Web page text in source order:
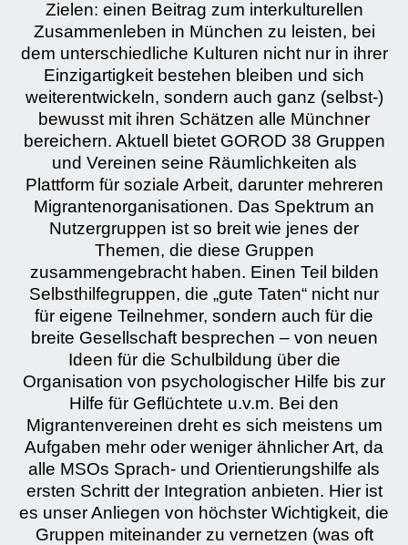
Zielen: einen Beitrag zum interkulturellen
Zusammenleben in München zu leisten, bei
dem unterschiedliche Kulturen nicht nur in ihrer
Einzigartigkeit bestehen bleiben und sich
weiterentwickeln, sondern auch ganz (selbst-)
bewusst mit ihren Schätzen alle Münchner
bereichern. Aktuell bietet GOROD 38 Gruppen
und Vereinen seine Räumlichkeiten als
Plattform für soziale Arbeit, darunter mehreren
Migrantenorganisationen. Das Spektrum an
Nutzergruppen ist so breit wie jenes der
Themen, die diese Gruppen
zusammengebracht haben. Einen Teil bilden
Selbsthilfegruppen, die „gute Taten“ nicht nur
für eigene Teilnehmer, sondern auch für die
breite Gesellschaft besprechen – von neuen
Ideen für die Schulbildung über die
Organisation von psychologischer Hilfe bis zur
Hilfe für Geflüchtete u.v.m. Bei den
Migrantenvereinen dreht es sich meistens um
Aufgaben mehr oder weniger ähnlicher Art, da
alle MSOs Sprach- und Orientierungshilfe als
ersten Schritt der Integration anbieten. Hier ist
es unser Anliegen von höchster Wichtigkeit, die
Gruppen miteinander zu vernetzen (was oft